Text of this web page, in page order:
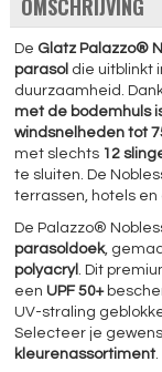
OMSCHRIJVING
De Glatz Palazzo®
parasol die uitblinkt
duurzaamheid.
met de bodemhuls
windsnelheden tot
met slechts 12
te sluiten. De
terrassen, hotels
De Palazzo®
parasoldoek,
polyacryl . Dit
een UPF 50+
UV-straling
Selecteer je
kleurenassortiment.